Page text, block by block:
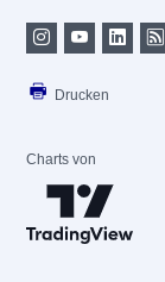
Drucken
Charts von